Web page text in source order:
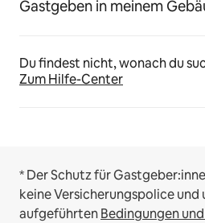
Gastgeben in meinem
Du findest nicht, wonach du
Zum Hilfe-Center
* Der Schutz für
keine Versicherungspolice
aufgeführtenBedingungen